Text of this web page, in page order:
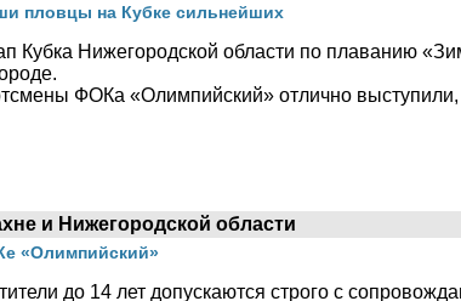
пловцы на Кубке сильнейших
Кубка Нижегородской области по плаванию
ФОКа «Олимпийский» отлично выступили,
и Нижегородской области
«Олимпийский»
до 14 лет допускаются строго с